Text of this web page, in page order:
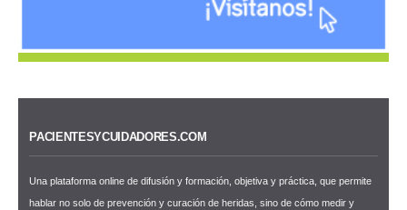
PACIENTESYCUIDADORES.COM
Una plataforma online de difusión y formación, objetiva y práctica, que permite
hablar no solo de prevención y curación de heridas, sino de cómo medir y